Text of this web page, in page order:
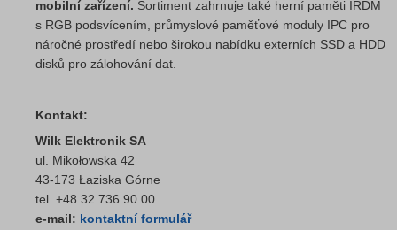
mobilní zařízení. Sortiment zahrnuje také herní paměti IRDM
s RGB podsvícením, průmyslové paměťové moduly IPC pro
náročné prostředí nebo širokou nabídku externích SSD a HDD
disků pro zálohování dat.
Kontakt:
Wilk Elektronik SA
ul. Mikołowska 42
43-173 Łaziska Górne
tel. +48 32 736 90 00
e-mail: kontaktní formulář